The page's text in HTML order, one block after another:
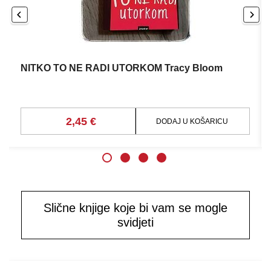
NITKO TO NE RADI UTORKOM Tracy Bloom
2,45 € DODAJ U KOŠARICU
Slične knjige koje bi vam se mogle
svidjeti